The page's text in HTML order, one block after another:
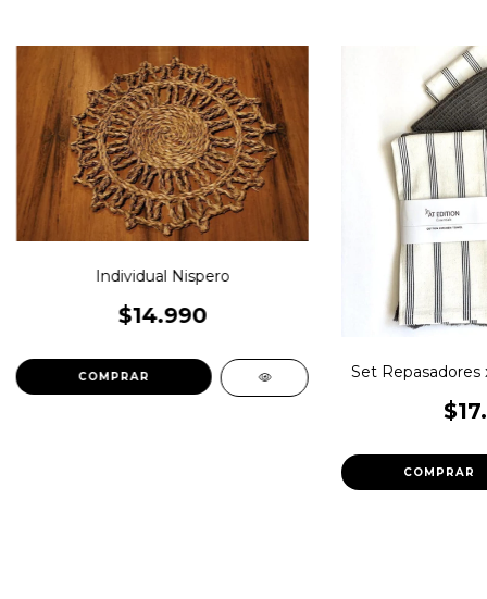
Individual Nispero
$14.990
Set Repasadores